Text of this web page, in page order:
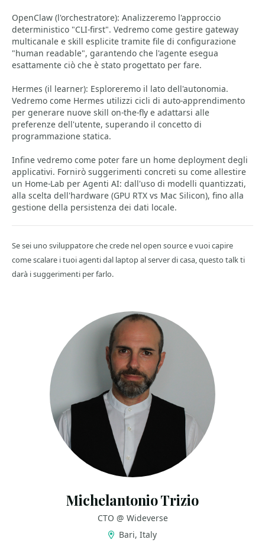
OpenClaw (l'orchestratore): Analizzeremo l'approccio
deterministico "CLI-first". Vedremo come gestire gateway
multicanale e skill esplicite tramite file di configurazione
"human readable", garantendo che l'agente esegua
esattamente ciò che è stato progettato per fare.
Hermes (il learner): Esploreremo il lato dell'autonomia.
Vedremo come Hermes utilizzi cicli di auto-apprendimento
per generare nuove skill on-the-fly e adattarsi alle
preferenze dell'utente, superando il concetto di
programmazione statica.
Infine vedremo come poter fare un home deployment degli
applicativi. Fornirò suggerimenti concreti su come allestire
un Home-Lab per Agenti AI: dall'uso di modelli quantizzati,
alla scelta dell'hardware (GPU RTX vs Mac Silicon), fino alla
gestione della persistenza dei dati locale.
Se sei uno sviluppatore che crede nel open source e vuoi capire
come scalare i tuoi agenti dal laptop al server di casa, questo talk ti
darà i suggerimenti per farlo.
Michelantonio Trizio
CTO @ Wideverse
Bari, Italy